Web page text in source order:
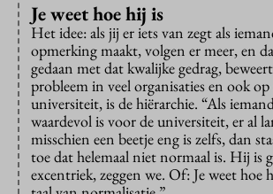
Je weet hoe hij is
Het idee: als jij er iets van zegt als
opmerking maakt, volgen er meer, en
gedaan met dat kwalijke gedrag,
probleem in veel organisaties en ook op
universiteit, is de hiërarchie. “Als
waardevol is voor de universiteit, er al
misschien een beetje eng is zelfs, dan
toe dat helemaal niet normaal is. Hij is
excentriek, zeggen we. Of: Je weet hoe